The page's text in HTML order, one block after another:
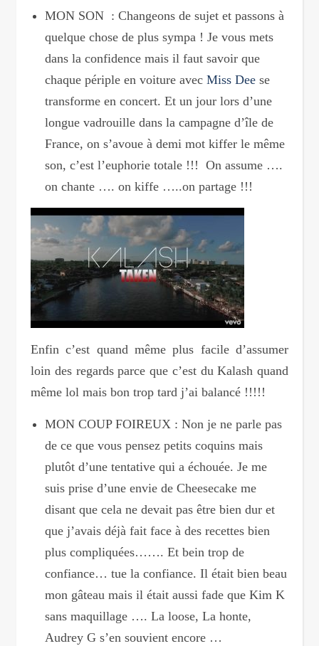
MON SON : Changeons de sujet et passons à
quelque chose de plus sympa ! Je vous mets
dans la confidence mais il faut savoir que
chaque périple en voiture avec Miss Dee se
transforme en concert. Et un jour lors d’une
longue vadrouille dans la campagne d’île de
France, on s’avoue à demi mot kiffer le même
son, c’est l’euphorie totale !!! On assume ….
on chante …. on kiffe …..on partage !!!
Enfin c’est quand même plus facile d’assumer
loin des regards parce que c’est du Kalash quand
même lol mais bon trop tard j’ai balancé !!!!!
MON COUP FOIREUX : Non je ne parle pas
de ce que vous pensez petits coquins mais
plutôt d’une tentative qui a échouée. Je me
suis prise d’une envie de Cheesecake me
disant que cela ne devait pas être bien dur et
que j’avais déjà fait face à des recettes bien
plus compliquées……. Et bein trop de
confiance… tue la confiance. Il était bien beau
mon gâteau mais il était aussi fade que Kim K
sans maquillage …. La loose, La honte,
Audrey G s’en souvient encore …